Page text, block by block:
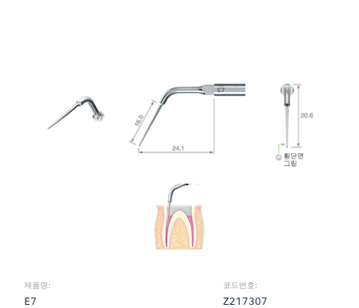
제품명:
E7
코드번호:
Z217307